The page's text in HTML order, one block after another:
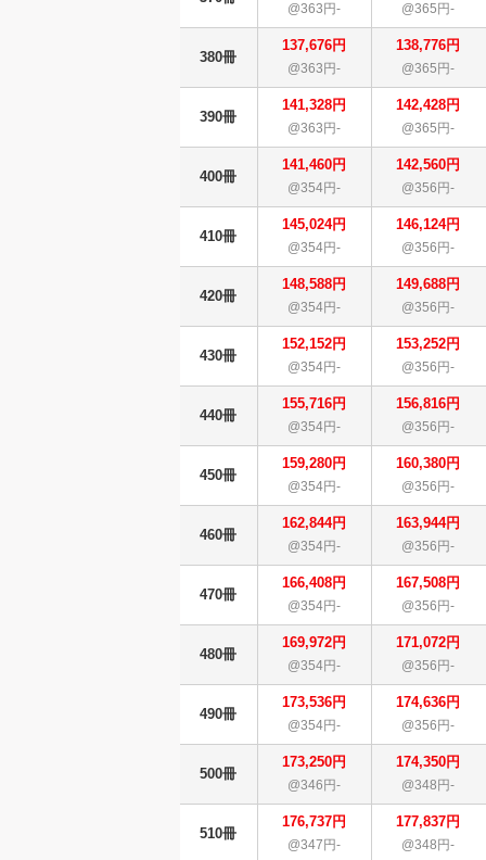
@363円- @365円-
380冊
137,676円
@363円-
138,776円
@365円-
390冊
141,328円
@363円-
142,428円
@365円-
400冊
141,460円
@354円-
142,560円
@356円-
410冊
145,024円
@354円-
146,124円
@356円-
420冊
148,588円
@354円-
149,688円
@356円-
430冊
152,152円
@354円-
153,252円
@356円-
440冊
155,716円
@354円-
156,816円
@356円-
450冊
159,280円
@354円-
160,380円
@356円-
460冊
162,844円
@354円-
163,944円
@356円-
470冊
166,408円
@354円-
167,508円
@356円-
480冊
169,972円
@354円-
171,072円
@356円-
490冊
173,536円
@354円-
174,636円
@356円-
500冊
173,250円
@346円-
174,350円
@348円-
510冊
176,737円
@347円-
177,837円
@348円-